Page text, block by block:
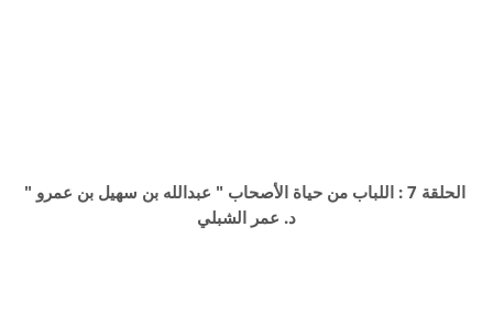
الحلقة 7 : اللباب من حياة الأصحاب " عبدالله بن سهيل بن عمرو "
د. عمر الشبلي